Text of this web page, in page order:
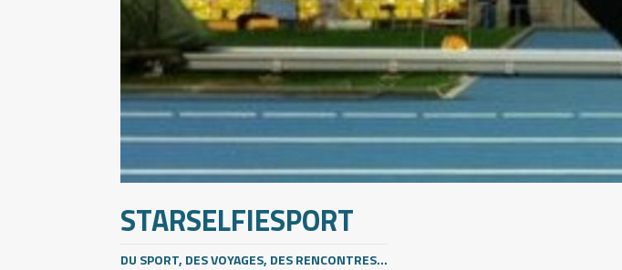
STARSELFIESPORT
DU SPORT, DES VOYAGES, DES RENCONTRES...